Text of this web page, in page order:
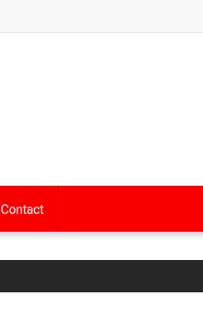
Contact